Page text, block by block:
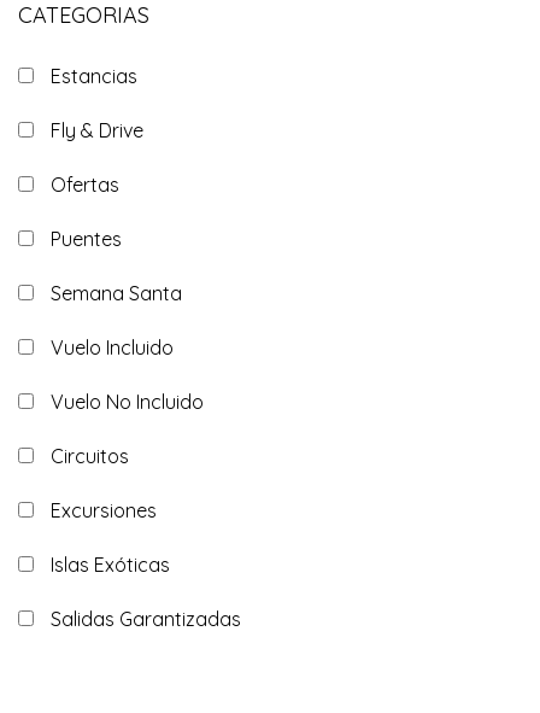
CATEGORIAS
Estancias
Fly & Drive
Ofertas
Puentes
Semana Santa
Vuelo Incluido
Vuelo No Incluido
Circuitos
Excursiones
Islas Exóticas
Salidas Garantizadas